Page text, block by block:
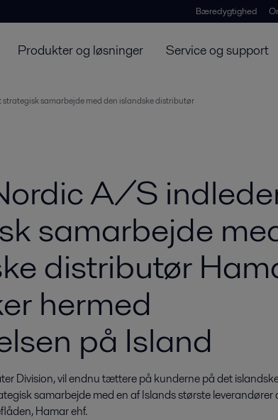
Bæredygtighed
Produkter og løsninger Service og support
samarbejde med den islandske distributør
A/S
samarbejde
distributør
hermed
på Island
Division, vil endnu tættere på kunderne på det
samarbejde med en af Islands største leverandører
Hamar ehf.